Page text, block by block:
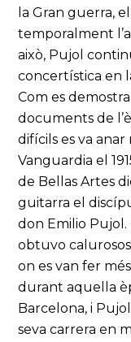
la Gran guerra,
temporalment
això, Pujol
concertística en
Com es
documents de
difícils es va
Vanguardia el
de Bellas Artes
guitarra el
don Emilio Pujol.
obtuvo calurosos
on es van fer
durant aquella
Barcelona, i
seva carrera en